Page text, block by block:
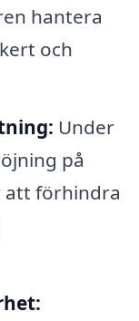
hantera
och
Under
på
att förhindra